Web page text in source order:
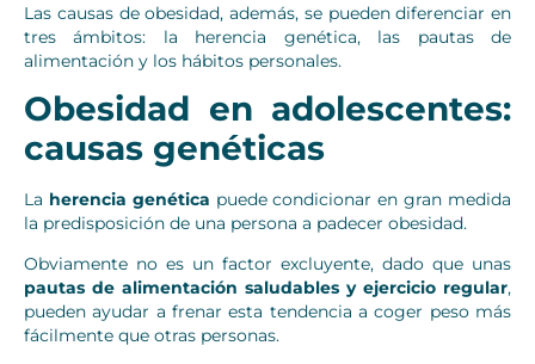
Las causas de obesidad, además, se pueden diferenciar en
tres ámbitos: la herencia genética, las pautas de
alimentación y los hábitos personales.
Obesidad en adolescentes:
causas genéticas
La herencia genética puede condicionar en gran medida
la predisposición de una persona a padecer obesidad.
Obviamente no es un factor excluyente, dado que unas
pautas de alimentación saludables y ejercicio regular,
pueden ayudar a frenar esta tendencia a coger peso más
fácilmente que otras personas.